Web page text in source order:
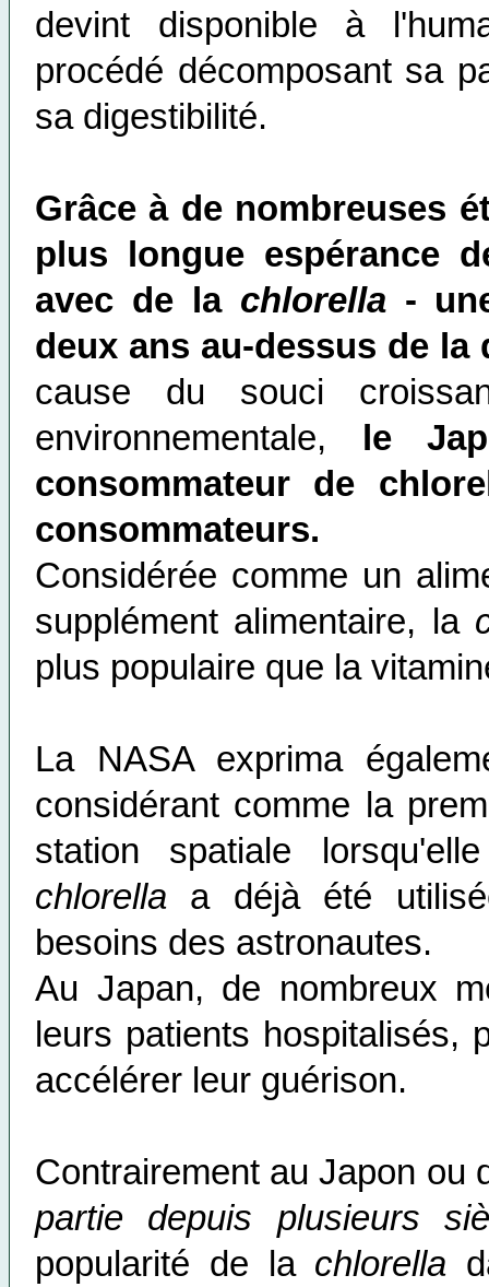
devint disponible à
procédé décomposant sa
sa digestibilité.
Grâce à de nombreuses
plus longue espérance
avec de la chlorella-
deux ans au-dessus de la
cause du souci
environnementale, le
consommateur de
consommateurs.
Considérée comme un
supplément alimentaire, la
plus populaire que la
La NASA exprima
considérant comme la
station spatiale
chlorella a déjà été
besoins des astronautes.
Au Japan, de nombreux
leurs patients hospitalisés,
accélérer leur guérison.
Contrairement au Japon ou
partie depuis plusieurs
popularité de la chlorella